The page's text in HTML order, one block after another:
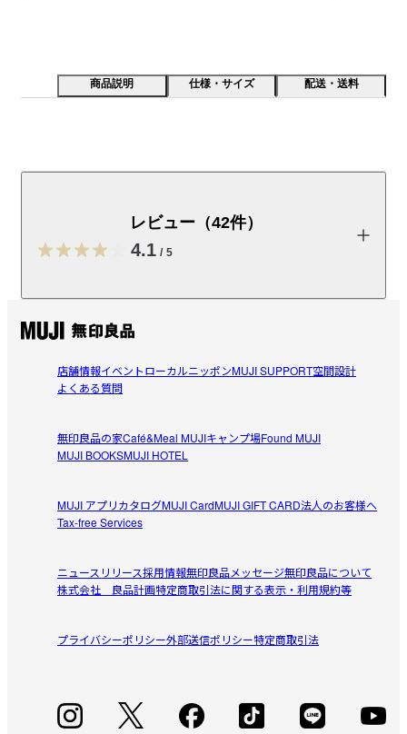
商品説明 仕様・サイズ 配送・送料
店舗受け取り可・コンビニ受け取り可
レビュー（42件）
4.1 / 5
yumiii
2026/06/21
買ってよかった！
ここぴなつ
消毒液をいれてスプレー
てスプレーするのに使っています。スプレーボトルは100均
参考になった（0人）
店舗情報イベントローカルニッポンMUJI SUPPORT空間設計
よくある質問
無印良品の家Café&Meal MUJIキャンプ場Found MUJI
MUJI BOOKSMUJI HOTEL
MUJI アプリカタログMUJI CardMUJI GIFT CARD法人のお客様へ
Tax-free Services
ニュースリリース採用情報無印良品メッセージ無印良品について
株式会社 良品計画特定商取引法に関する表示・利用規約等
プライバシーポリシー外部送信ポリシー特定商取引法